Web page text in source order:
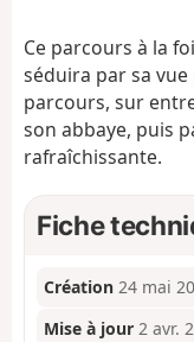
Ce parcours à la
séduira par sa
parcours, sur
son abbaye, puis
rafraîchissante.
Fiche
Création 24 mai
Mise à jour 2 avr.